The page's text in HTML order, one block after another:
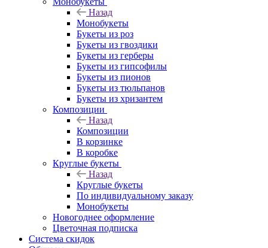
Назад
Монобукеты
Букеты из роз
Букеты из гвоздики
Букеты из герберы
Букеты из гипсофилы
Букеты из пионов
Букеты из тюльпанов
Букеты из хризантем
Композиции
Назад
Композиции
В корзинке
В коробке
Круглые букеты
Назад
Круглые букеты
По индивидуальному заказу
Монобукеты
Новогоднее оформление
Цветочная подписка
Система скидок